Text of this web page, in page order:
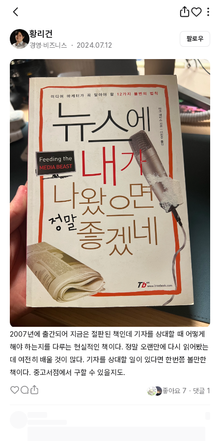
황리건
경영·비즈니스 ・ 2024.07.12
팔로우
2007년에 출간되어 지금은 절판된 책인데 기자를 상대할 때 어떻게
해야 하는지를 다루는 현실적인 책이다. 정말 오랜만에 다시 읽어봤는
데 여전히 배울 것이 많다. 기자를 상대할 일이 있다면 한번쯤 볼만한
책이다. 중고서점에서 구할 수 있을지도.
좋아요 7 ・ 댓글 1